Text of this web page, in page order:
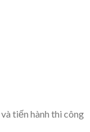
tiến hành thi công